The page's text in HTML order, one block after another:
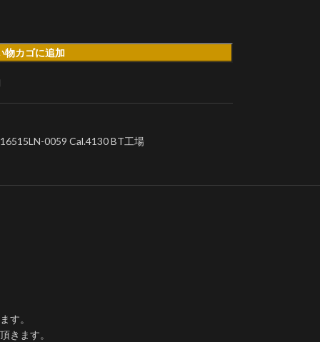
物カゴに追加
0059 Cal.4130 BT工場
す。
きます。